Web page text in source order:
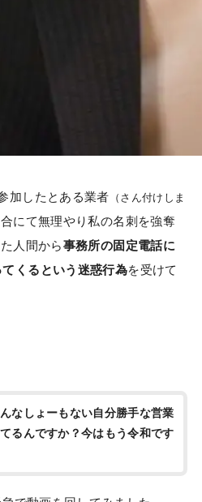
加したとある業者 （さん付けしま
にて無理やり私の名刺を強奪
人間から事務所の固定電話に
くるという迷惑行為を受けて
なしょーもない自分勝手な営業
るんですか？今はもう令和です